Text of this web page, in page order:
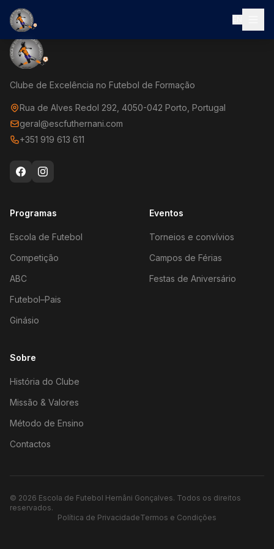
Clube de Excelência no Futebol de Formação
Rua de Alves Redol 292, 4050-042 Porto, Portugal
geral@escfuthernani.com
+351 919 613 611
Programas
Escola de Futebol
Competição
ABC
Futebol–Pais
Ginásio
Eventos
Torneios e convívios
Campos de Férias
Festas de Aniversário
Sobre
História do Clube
Missão & Valores
Método de Ensino
Contactos
© 2026 Escola de Futebol Hernâni Gonçalves. Todos os direitos
reservados.
Política de PrivacidadeTermos e Condições